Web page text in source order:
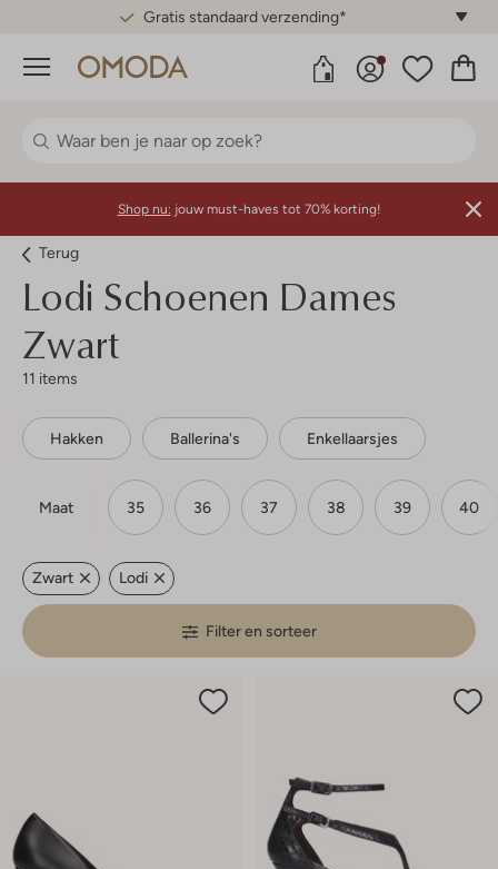
Gratis standaard verzending*
Menu
Shop nu: jouw must-haves tot 70% korting!
Terug
Lodi Schoenen Dames
Zwart
11 items
Hakken Ballerina's Enkellaarsjes
Maat 35 36 37 38 39 40
Zwart Lodi
Filter en sorteer